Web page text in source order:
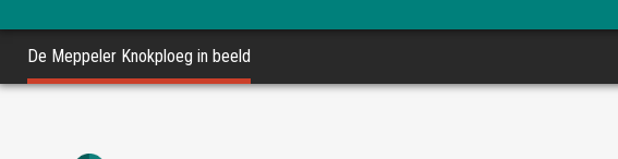
De Meppeler Knokploeg in beeld